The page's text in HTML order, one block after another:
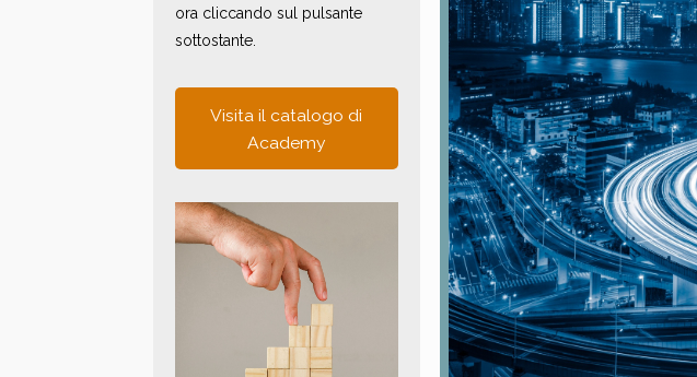
ora cliccando sul pulsante
sottostante.
Visita il catalogo di
Academy